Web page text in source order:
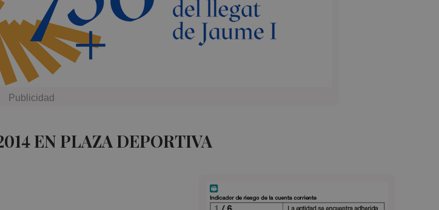
EN PLAZA DEPORTIVA